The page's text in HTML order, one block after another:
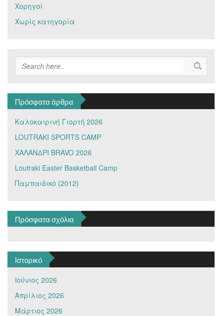
Χορηγοί
Χωρίς κατηγορία
Πρόσφατα άρθρα
Καλοκαιρινή Γιορτή 2026
LOUTRAKI SPORTS CAMP
ΧΑΛΑΝΔΡΙ BRAVO 2026
Loutraki Easter Basketball Camp
Παμπαιδικό (2012)
Πρόσφατα σχόλια
Ιστορικό
Ιούνιος 2026
Απρίλιος 2026
Μάρτιος 2026